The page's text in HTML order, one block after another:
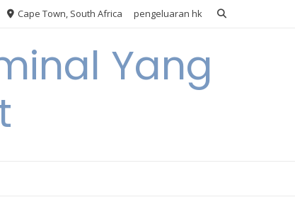
Cape Town, South Africa pengeluaran hk
Yang